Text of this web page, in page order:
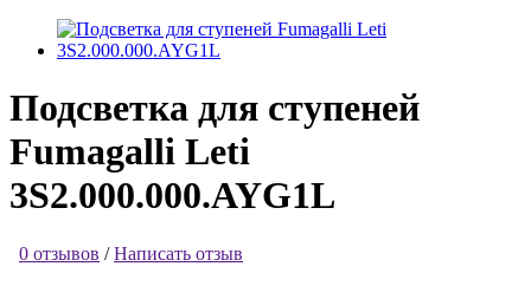
Подсветка для ступеней
Fumagalli Leti
3S2.000.000.AYG1L
0 отзывов /Написать отзыв